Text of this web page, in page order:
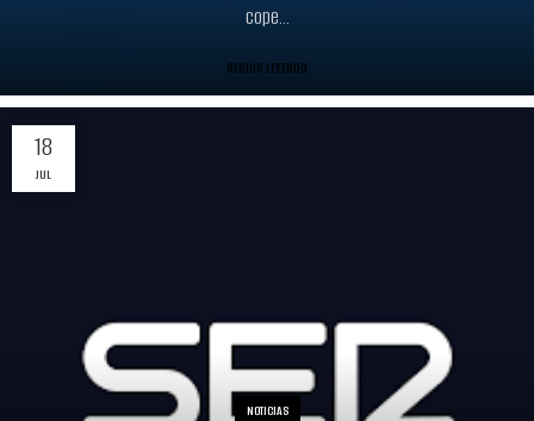
cope...
SEGUIR LEYENDO
18
JUL
NOTICIAS